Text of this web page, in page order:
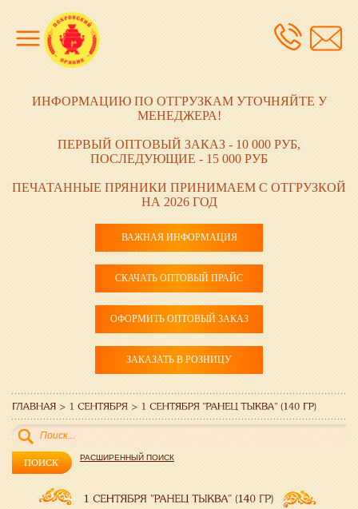
ИНФОРМАЦИЮ ПО ОТГРУЗКАМ УТОЧНЯЙТЕ У
МЕНЕДЖЕРА!
ПЕРВЫЙ ОПТОВЫЙ ЗАКАЗ - 10 000 РУБ,
ПОСЛЕДУЮЩИЕ - 15 000 РУБ
ПЕЧАТАННЫЕ ПРЯНИКИ ПРИНИМАЕМ С ОТГРУЗКОЙ
НА 2026 ГОД
ВАЖНАЯ ИНФОРМАЦИЯ
СКАЧАТЬ ОПТОВЫЙ ПРАЙС
ОФОРМИТЬ ОПТОВЫЙ ЗАКАЗ
ЗАКАЗАТЬ В РОЗНИЦУ
РАСШИРЕННЫЙ ПОИСК